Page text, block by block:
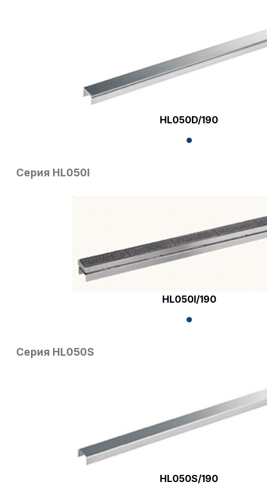
HL050D/190
Серия HL050I
HL050I/190
Серия HL050S
HL050S/190